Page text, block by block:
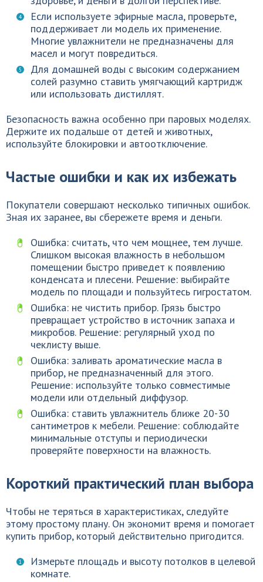
Если используете эфирные масла, проверьте,
поддерживает ли модель их применение.
Многие увлажнители не предназначены для
масел и могут повредиться.
Для домашней воды с высоким содержанием
солей разумно ставить умягчающий картридж
или использовать дистиллят.
Безопасность важна особенно при паровых моделях.
Держите их подальше от детей и животных,
используйте блокировки и автоотключение.
Частые ошибки и как их избежать
Покупатели совершают несколько типичных ошибок.
Зная их заранее, вы сбережете время и деньги.
Ошибка: считать, что чем мощнее, тем лучше.
Слишком высокая влажность в небольшом
помещении быстро приведет к появлению
конденсата и плесени. Решение: выбирайте
модель по площади и пользуйтесь гигростатом.
Ошибка: не чистить прибор. Грязь быстро
превращает устройство в источник запаха и
микробов. Решение: регулярный уход по
чеклисту выше.
Ошибка: заливать ароматические масла в
прибор, не предназначенный для этого.
Решение: используйте только совместимые
модели или отдельный диффузор.
Ошибка: ставить увлажнитель ближе 20-30
сантиметров к мебели. Решение: соблюдайте
минимальные отступы и периодически
проверяйте поверхности на влажность.
Короткий практический план выбора
Чтобы не теряться в характеристиках, следуйте
этому простому плану. Он экономит время и помогает
купить прибор, который действительно пригодится.
Измерьте площадь и высоту потолков в целевой
комнате.